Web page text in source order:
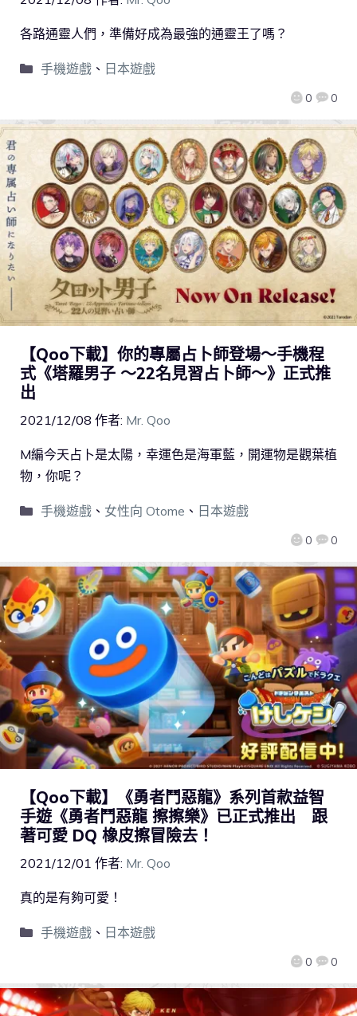
0 0
各路通靈人們，準備好成為最強的通靈王了嗎？
手機遊戲、 日本遊戲
【Qoo下載】你的專屬占卜師登場～手機程
式《塔羅男子 ～22名見習占卜師～》正式推
出
2021/12/08 作者: Mr. Qoo
0 0
M編今天占卜是太陽，幸運色是海軍藍，開運物是觀葉植
物，你呢？
手機遊戲、 女性向 Otome 、 日本遊戲
【Qoo下載】《勇者鬥惡龍》系列首款益智
手遊《勇者鬥惡龍 擦擦樂》已正式推出 跟
著可愛 DQ 橡皮擦冒險去！
2021/12/01 作者: Mr. Qoo
0 0
真的是有夠可愛！
手機遊戲、 日本遊戲